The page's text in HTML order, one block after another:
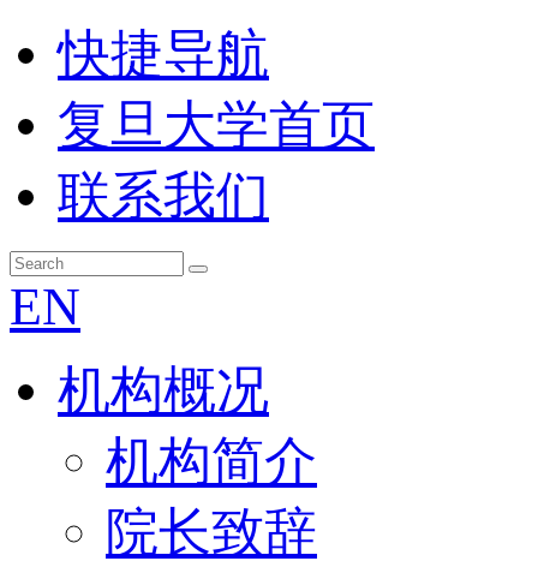
快捷导航
复旦大学首页
联系我们
EN
机构概况
机构简介
院长致辞